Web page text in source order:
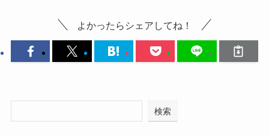
よかったらシェアしてね！
検索